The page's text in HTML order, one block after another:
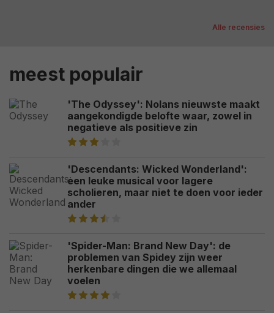
Alle recensies
meest populair
'The Odyssey': Nolans nieuwste maakt
aangekondigde belofte waar, zowel in
negatieve als positieve zin
'Descendants: Wicked Wonderland':
een leuke musical voor lagere
scholieren, maar niet te doen voor ieder
ander
'Spider-Man: Brand New Day': de
problemen van Spidey zijn weer
herkenbare dingen die we allemaal
voelen